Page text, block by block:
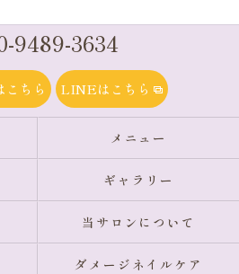
9489-3634
こちら LINEはこちら
メニュー
ギャラリー
当サロンについて
ダメージネイルケア